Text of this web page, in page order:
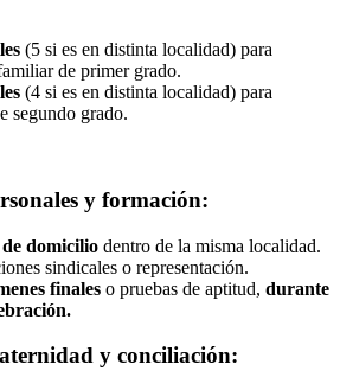
(5 si es en distinta localidad) para
de primer grado.
(4 si es en distinta localidad) para
segundo grado.
y formación:
domicilio dentro de la misma localidad.
sindicales o representación.
finales o pruebas de aptitud, durante
y conciliación: